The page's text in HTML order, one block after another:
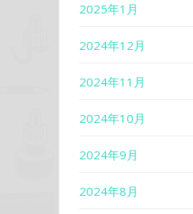
2025年1月
2024年12月
2024年11月
2024年10月
2024年9月
2024年8月